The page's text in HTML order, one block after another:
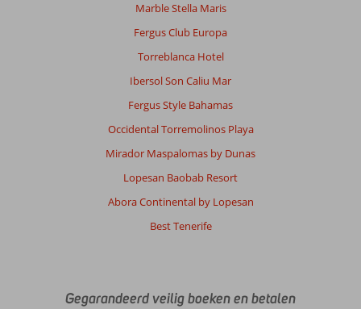
Marble Stella Maris
Fergus Club Europa
Torreblanca Hotel
Ibersol Son Caliu Mar
Fergus Style Bahamas
Occidental Torremolinos Playa
Mirador Maspalomas by Dunas
Lopesan Baobab Resort
Abora Continental by Lopesan
Best Tenerife
Gegarandeerd veilig boeken en betalen